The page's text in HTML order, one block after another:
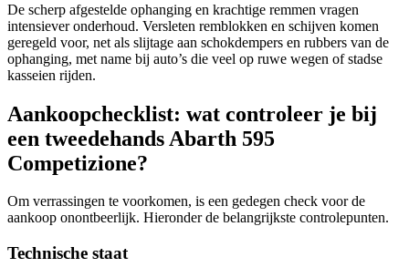
De scherp afgestelde ophanging en krachtige remmen vragen
intensiever onderhoud. Versleten remblokken en schijven komen
geregeld voor, net als slijtage aan schokdempers en rubbers van de
ophanging, met name bij auto’s die veel op ruwe wegen of stadse
kasseien rijden.
Aankoopchecklist: wat controleer je bij
een tweedehands Abarth 595
Competizione?
Om verrassingen te voorkomen, is een gedegen check voor de
aankoop onontbeerlijk. Hieronder de belangrijkste controlepunten.
Technische staat